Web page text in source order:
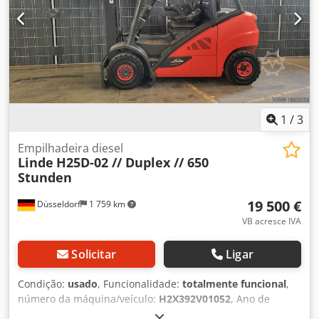
Abszrgbpelsha Classe ISO: 2 (1.000–2.500 kg) Altura total:
2.377 mm EQUIPAMENTO Deslocador lateral 3.ª válvula
Referência externa: SL12069SP
1 /3
Düsseldorf 1 759 km
Empilhadeira diesel
Linde H25D-02 // Duplex // 650
Stunden
19 500 €
VB acresce IVA
Solicitar Ligar
Condição: usado, Funcionalidade: totalmente funcional,
número da máquina/veículo: H2X392V01052, Ano de
, horas de funcionamento: